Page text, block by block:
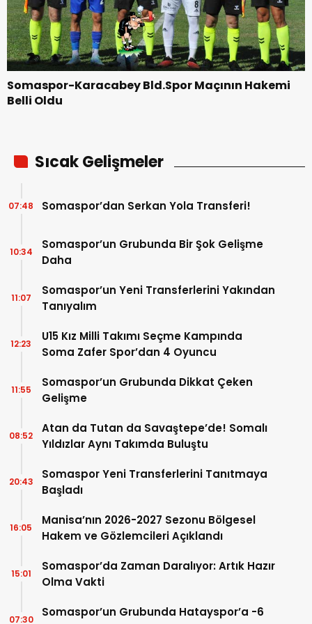
Somaspor-Karacabey Bld.Spor Maçının Hakemi
Belli Oldu
Sıcak Gelişmeler
Somaspor’dan Serkan Yola Transferi!
07:48
Somaspor’un Grubunda Bir Şok Gelişme
Daha
10:34
Somaspor’un Yeni Transferlerini Yakından
Tanıyalım
11:07
U15 Kız Milli Takımı Seçme Kampında
Soma Zafer Spor’dan 4 Oyuncu
12:23
Somaspor’un Grubunda Dikkat Çeken
Gelişme
11:55
Atan da Tutan da Savaştepe’de! Somalı
Yıldızlar Aynı Takımda Buluştu
08:52
Somaspor Yeni Transferlerini Tanıtmaya
Başladı
20:43
Manisa’nın 2026-2027 Sezonu Bölgesel
Hakem ve Gözlemcileri Açıklandı
16:05
Somaspor’da Zaman Daralıyor: Artık Hazır
Olma Vakti
15:01
Somaspor’un Grubunda Hatayspor’a -6
07:30